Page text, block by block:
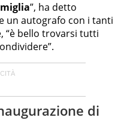
”, ha detto
un autografo con i tanti
“è bello trovarsi tutti
di